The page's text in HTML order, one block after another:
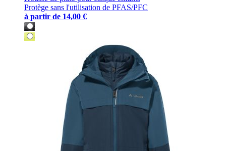
Protège sans l'utilisation de PFAS/PFC
à partir de 14,00 €